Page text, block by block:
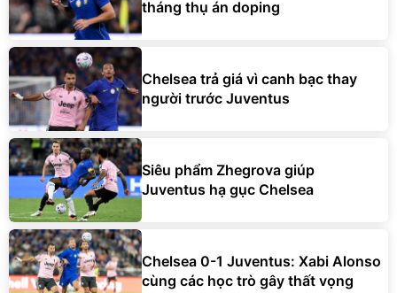
tháng thụ án doping
Chelsea trả giá vì canh bạc thay
người trước Juventus
Siêu phẩm Zhegrova giúp
Juventus hạ gục Chelsea
Chelsea 0-1 Juventus: Xabi Alonso
cùng các học trò gây thất vọng